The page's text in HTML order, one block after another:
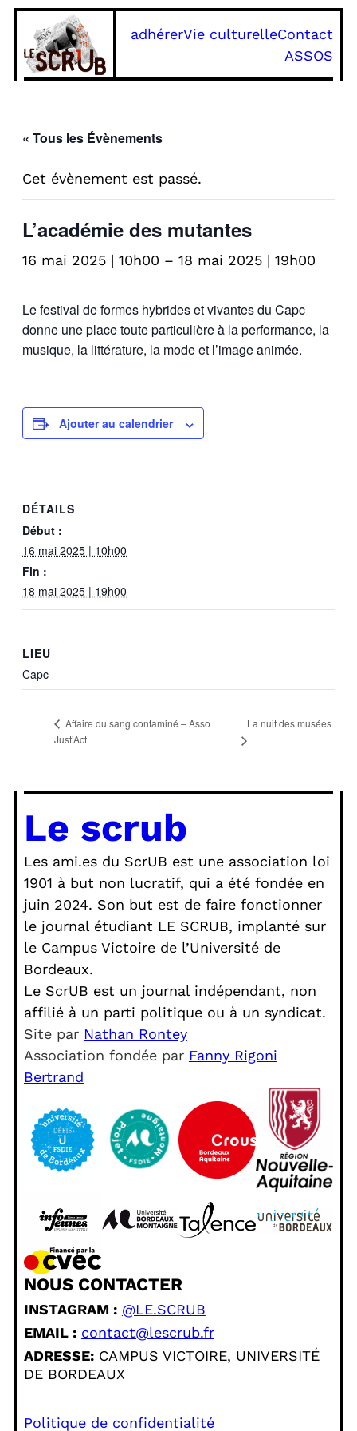
adhérerVie culturelleContact
ASSOS
« Tous les Évènements
Cet évènement est passé.
L’académie des mutantes
16 mai 2025 | 10h00 – 18 mai 2025 | 19h00
Le festival de formes hybrides et vivantes du Capc
donne une place toute particulière à la performance, la
musique, la littérature, la mode et l’image animée.
Ajouter au calendrier
DÉTAILS
Début :
16 mai 2025 | 10h00
Fin :
18 mai 2025 | 19h00
LIEU
Capc
Affaire du sang contaminé – Asso
Just’Act
La nuit des musées
Le scrub
Les ami.es du ScrUB est une association loi
1901 à but non lucratif, qui a été fondée en
juin 2024. Son but est de faire fonctionner
le journal étudiant LE SCRUB, implanté sur
le Campus Victoire de l’Université de
Bordeaux.
Le ScrUB est un journal indépendant, non
affilié à un parti politique ou à un syndicat.
Site par Nathan Rontey
Association fondée par Fanny Rigoni
Bertrand
NOUS CONTACTER
INSTAGRAM : @LE.SCRUB
EMAIL : contact@lescrub.fr
ADRESSE:CAMPUS VICTOIRE, UNIVERSITÉ
DE BORDEAUX
Politique de confidentialité